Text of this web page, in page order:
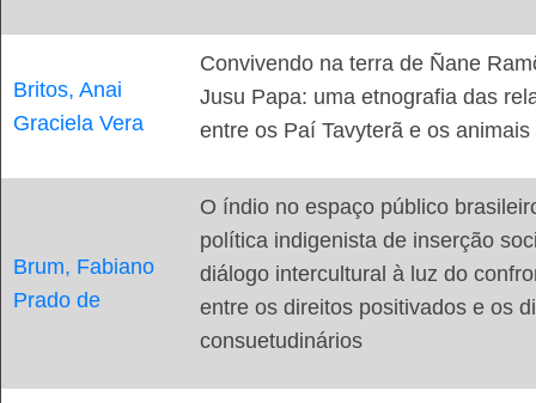
Britos, Anai
Graciela Vera
Convivendo na terra de Ñane
Jusu Papa: uma etnografia das
entre os Paí Tavyterã e os animais
Brum, Fabiano
Prado de
O índio no espaço público
política indigenista de inserção
diálogo intercultural à luz do
entre os direitos positivados e os
consuetudinários